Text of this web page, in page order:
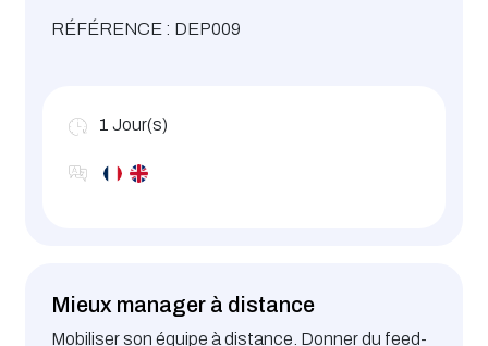
RÉFÉRENCE : DEP009
1 Jour(s)
Mieux manager à distance
Mobiliser son équipe à distance. Donner du feed-